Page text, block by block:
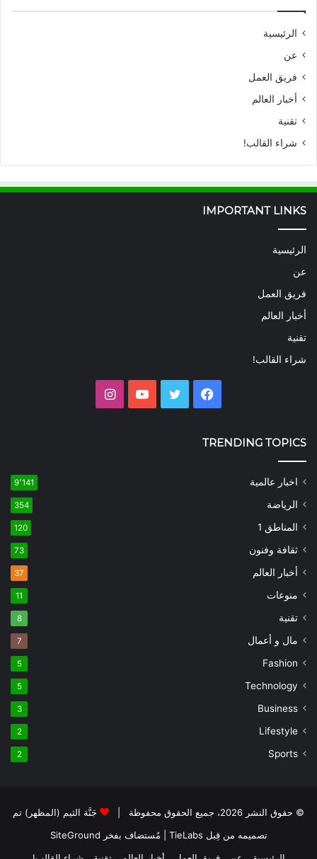
الرئيسية
عن
فريق العمل
أخبار العالم
تقنية
شراء القالب!
IMPORTANT LINKS
الرئيسية
عن
فريق العمل
أخبار العالم
تقنية
شراء القالب!
فيسبوك تويتر يوتيوب
TRENDING TOPICS
اخبار عالمية 9٬141
الرياضة 354
المناطق 1 120
ثقافة وفنون 73
أخبار العالم 37
منوعات 11
تقنية 8
مال و أعمال 7
Fashion
5
Technology
5
Business
3
Lifestyle
2
Sports
2
© حقوق النشر 2026، جميع الحقوق محفوظة |
جَنَّة الثيم (المظهر) تم
تصميمه من قِبل TieLabs
| مُستضاف بفخر SiteGround